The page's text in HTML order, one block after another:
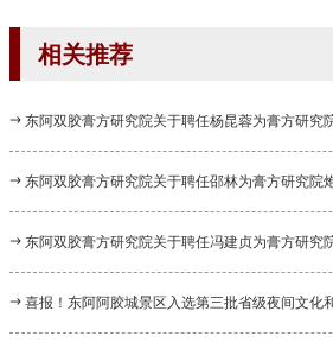
相关推荐
东阿双胶膏方研究院关于聘任杨昆蓉为膏方研究
家的公告
东阿双胶膏方研究院关于聘任邵林为膏方研究院
法炮制顾...
东阿双胶膏方研究院关于聘任冯建贞为膏方研究
长的公告
喜报！东阿阿胶城景区入选第三批省级夜间文化